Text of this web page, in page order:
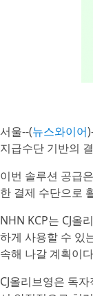
서울--(뉴스와이어
지급수단 기반의
이번 솔루션 공급
한 결제 수단으로
NHN KCP는 CJ올
하게 사용할 수 있
속해 나갈 계획이
CJ올리브영은 독